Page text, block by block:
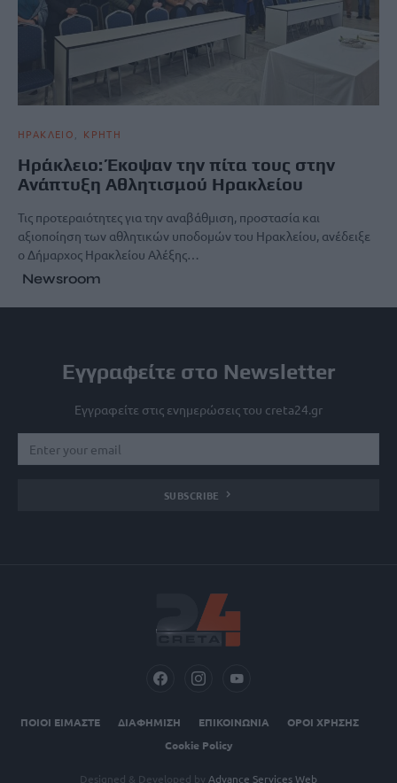
ΗΡΑΚΛΕΙΟ ΚΡΗΤΗ
Hράκλειο: Έκοψαν την πίτα τους στην
Ανάπτυξη Αθλητισμού Ηρακλείου
Τις προτεραιότητες για την αναβάθμιση, προστασία και
αξιοποίηση των αθλητικών υποδομών του Ηρακλείου, ανέδειξε
ο Δήμαρχος Ηρακλείου Αλέξης…
Newsroom
Εγγραφείτε στο Newsletter
Εγγραφείτε στις ενημερώσεις του creta24.gr
SUBSCRIBE
ΠΟΙΟΙ ΕΙΜΑΣΤΕ ΔΙΑΦΗΜΙΣΗ ΕΠΙΚΟΙΝΩΝΙΑ
ΟΡΟΙ ΧΡΗΣΗΣ
Cookie Policy
Designed & Developed by Advance Services Web